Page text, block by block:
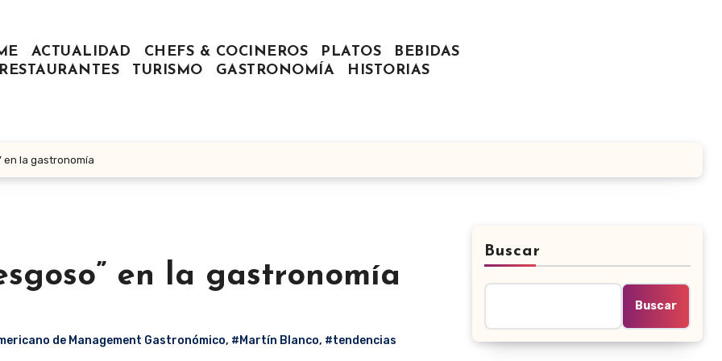
ACTUALIDAD CHEFS & COCINEROS PLATOS
BEBIDAS
RESTAURANTES
TURISMO GASTRONOMÍA HISTORIAS
en la gastronomía
en la gastronomía
de Management Gastronómico, #Martín Blanco, #tendencias
Buscar
Buscar